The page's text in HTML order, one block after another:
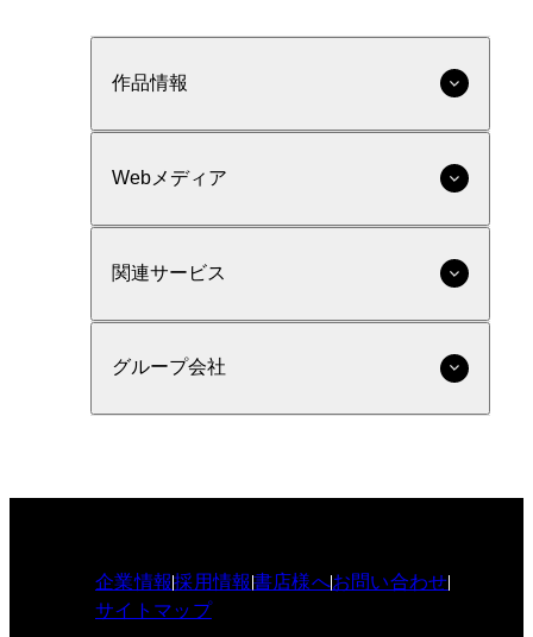
作品情報
Webメディア
関連サービス
グループ会社
企業情報採用情報書店様へお問い合わせ
サイトマップ